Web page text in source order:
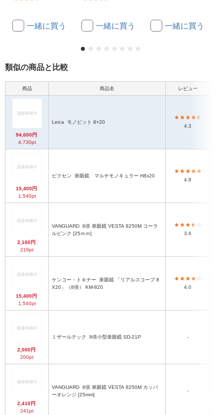
一緒に買う 一緒に買う 一緒に買う
類似の商品と比較
商品 商品名 レビュー
94,600円
4,730pt
Leica モノビット 8×20
4.3
15,400円
1,540pt
ビクセン 単眼鏡 マルチモノキュラー H8x20
4.8
2,160円
216pt
VANGUARD
ルピンク [25ｍｍ]
3.6
15,400円
1,540pt
ケンコー・トキナー
X20」（8倍） KM-820
4.0
2,000円
200pt
ミザールテック 8倍小型単眼鏡 SD-21P -
2,410円
241pt
VANGUARD
ーオレンジ [25mm]
-